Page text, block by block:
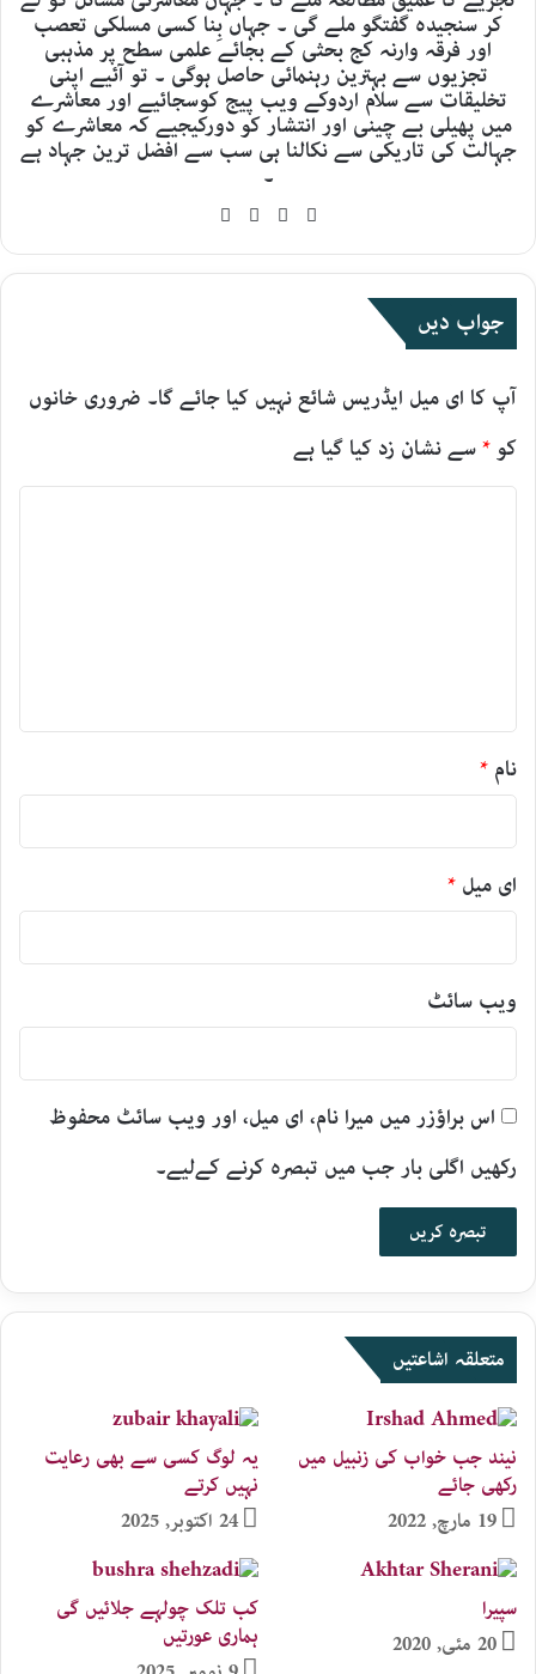
کر سنجیدہ گفتگو ملے گی ۔ جہاں بِنا کسی مسلکی تعصب
اور فرقہ وارنہ کج بحثی کے بجائے علمی سطح پر مذہبی
تجزیوں سے بہترین رہنمائی حاصل ہوگی ۔ تو آئیے اپنی
تخلیقات سے سلام اردوکے ویب پیج کوسجائیے اور معاشرے
میں پھیلی بے چینی اور انتشار کو دورکیجیے کہ معاشرے کو
جہالت کی تاریکی سے نکالنا ہی سب سے افضل ترین جہاد ہے
۔
Website
Facebook
X
جواب دیں
آپ کا ای میل ایڈریس شائع نہیں کیا جائے گا۔ ضروری خانوں
کو *سے نشان زد کیا گیا ہے
نام *
ای میل *
ویب‌ سائٹ
اس براؤزر میں میرا نام، ای میل، اور ویب سائٹ محفوظ
رکھیں اگلی بار جب میں تبصرہ کرنے کےلیے۔
متعلقہ اشاعتیں
نیند جب خواب کی زنبیل میں
رکھی جائے
19 مارچ, 2022
یہ لوگ کسی سے بھی رعایت
نہیں کرتے
24 اکتوبر, 2025
سپیرا
20 مئی, 2020
کب تلک چولہے جلائیں گی
ہماری عورتیں